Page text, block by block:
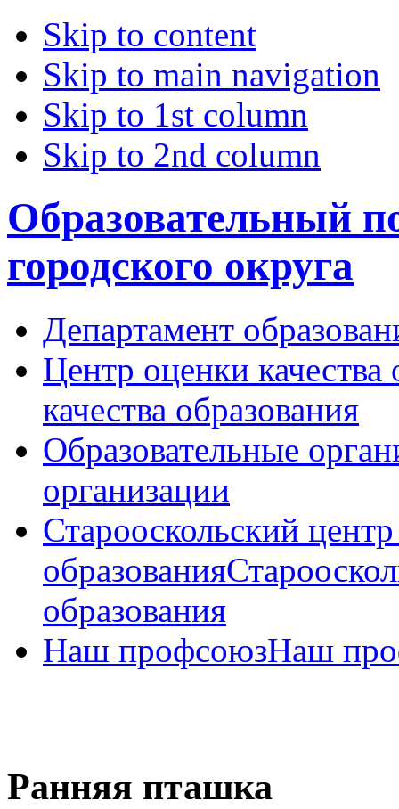
Skip to content
Skip to main navigation
Skip to 1st column
Skip to 2nd column
Образовательный
городского округа
Департамент
Центр оценки качества
качества образования
Образовательные
организации
Старооскольский
образования
образования
Наш профсоюзНаш
Ранняя пташка